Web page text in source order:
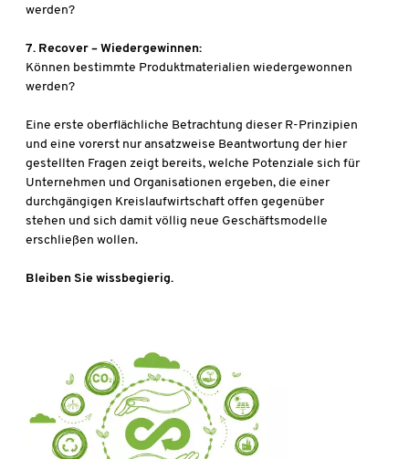
werden?
7. Recover – Wiedergewinnen:
Können bestimmte Produktmaterialien wiedergewonnen
werden?
Eine erste oberflächliche Betrachtung dieser R-Prinzipien
und eine vorerst nur ansatzweise Beantwortung der hier
gestellten Fragen zeigt bereits, welche Potenziale sich für
Unternehmen und Organisationen ergeben, die einer
durchgängigen Kreislaufwirtschaft offen gegenüber
stehen und sich damit völlig neue Geschäftsmodelle
erschließen wollen.
Bleiben Sie wissbegierig.